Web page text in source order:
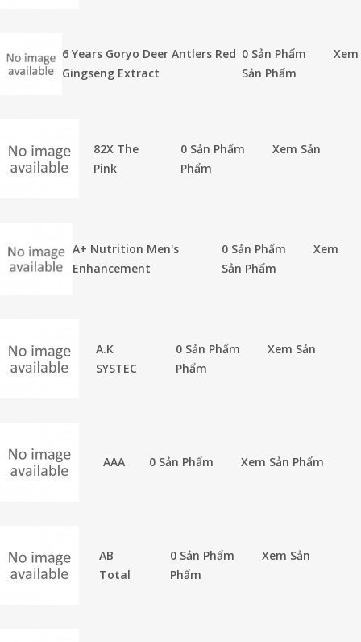
6 Years Goryo Deer Antlers Red
Gingseng Extract
0 Sản Phẩm
Xem
Sản Phẩm
82X The
Pink
0 Sản Phẩm
Xem Sản
Phẩm
A+ Nutrition Men's
Enhancement
0 Sản Phẩm
Xem
Sản Phẩm
A.K
SYSTEC
0 Sản Phẩm
Xem Sản
Phẩm
AAA 0 Sản Phẩm Xem Sản Phẩm
AB
Total
0 Sản Phẩm
Xem Sản
Phẩm